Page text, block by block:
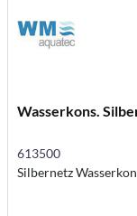
Wasserkons.
613500
Silbernetz